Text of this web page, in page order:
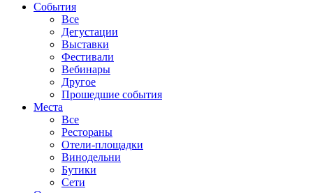
События
Все
Дегустации
Выставки
Фестивали
Вебинары
Другое
Прошедшие события
Места
Все
Рестораны
Отели-площадки
Винодельни
Бутики
Сети